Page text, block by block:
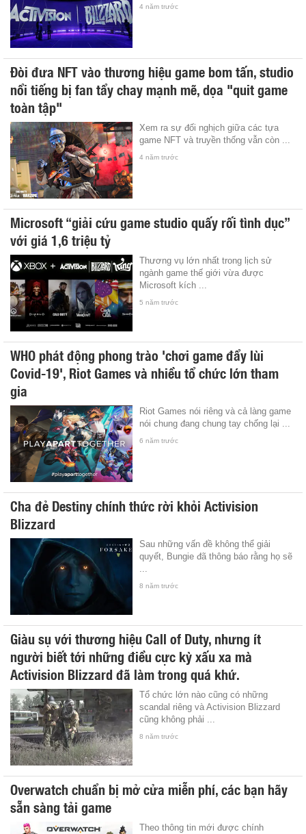
4 năm trước
Đòi đưa NFT vào thương hiệu game bom tấn, studio
nổi tiếng bị fan tẩy chay mạnh mẽ, dọa "quit game
toàn tập"
Xem ra sự đối nghịch giữa các tựa
game NFT và truyền thống vẫn còn ...
4 năm trước
Microsoft “giải cứu game studio quấy rối tình dục”
với giá 1,6 triệu tỷ
Thương vụ lớn nhất trong lịch sử
ngành game thế giới vừa được
Microsoft kích ...
5 năm trước
WHO phát động phong trào 'chơi game đẩy lùi
Covid-19', Riot Games và nhiều tổ chức lớn tham
gia
Riot Games nói riêng và cả làng game
nói chung đang chung tay chống lại ...
6 năm trước
Cha đẻ Destiny chính thức rời khỏi Activision
Blizzard
Sau những vấn đề không thể giải
quyết, Bungie đã thông báo rằng họ sẽ
8 năm trước
Giàu sụ với thương hiệu Call of Duty, nhưng ít
người biết tới những điều cực kỳ xấu xa mà
Activision Blizzard đã làm trong quá khứ.
Tổ chức lớn nào cũng có những
scandal riêng và Activision Blizzard
cũng không phải ...
8 năm trước
Overwatch chuẩn bị mở cửa miễn phí, các bạn hãy
sẵn sàng tải game
Theo thông tin mới được chính